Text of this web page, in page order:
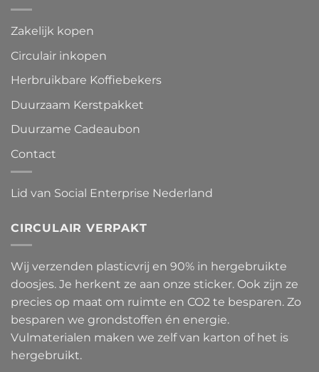
Zakelijk kopen
Circulair inkopen
Herbruikbare Koffiebekers
Duurzaam Kerstpakket
Duurzame Cadeaubon
Contact
Lid van Social Enterprise Nederland
CIRCULAIR VERPAKT
Wij verzenden plasticvrij en 90% in hergebruikte
doosjes. Je herkent ze aan onze sticker. Ook zijn ze
precies op maat om ruimte en CO2 te besparen. Zo
besparen we grondstoffen én energie.
Vulmaterialen maken we zelf van karton of het is
hergebruikt.